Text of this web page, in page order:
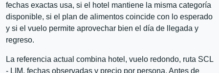
fechas exactas usa, si el hotel mantiene la misma categoría
disponible, si el plan de alimentos coincide con lo esperado
y si el vuelo permite aprovechar bien el día de llegada y
regreso.
La referencia actual combina hotel, vuelo redondo, ruta SCL
- LIM, fechas observadas y precio por persona. Antes de